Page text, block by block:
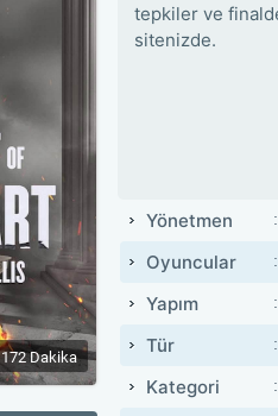
172 Dakika
tepkiler ve
sitenizde.
Yönetmen
Oyuncular
Yapım
Tür
Kategori